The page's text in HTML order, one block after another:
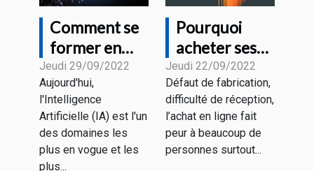
Comment se
former en
Intelligence
Artificielle ?
Jeudi 29/09/2022
Aujourd'hui,
l'Intelligence
Artificielle (IA) est l'un
des domaines les
plus en vogue et les
plus...
Pourquoi
acheter ses
appareils
auprès du
Magasin HD
PROTECH ?
Jeudi 22/09/2022
Défaut de fabrication,
difficulté de réception,
l’achat en ligne fait
peur à beaucoup de
personnes surtout...